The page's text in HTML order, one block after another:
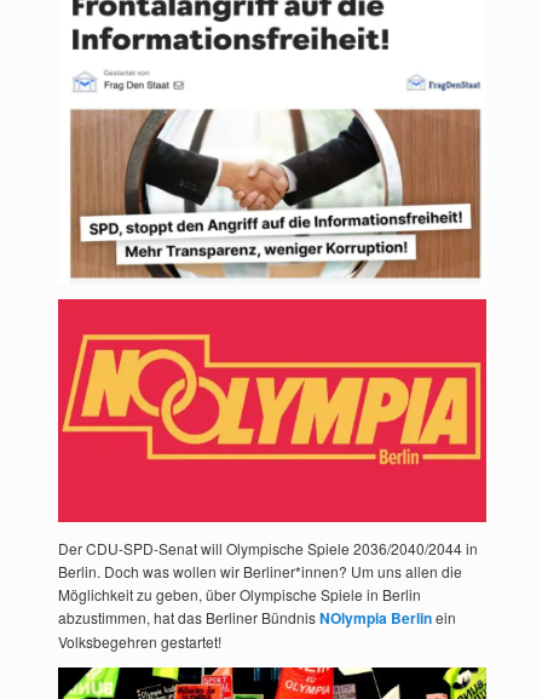
Der CDU-SPD-Senat will Olympische Spiele 2036/2040/2044 in
Berlin. Doch was wollen wir Berliner*innen? Um uns allen die
Möglichkeit zu geben, über Olympische Spiele in Berlin
abzustimmen, hat das Berliner BündnisNOlympia Berlinein
Volksbegehren gestartet!